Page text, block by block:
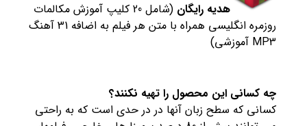
هدیه رایگان
(شامل 20 کلیپ آموزش مکالمات
روزمره انگلیسی همراه با متن هر فیلم به اضافه 31 آهنگ
MP3 آموزشی)
چه کسانی این محصول را تهیه نکنند؟
کسانی که سطح زبان آنها در در حدی است که به راحتی